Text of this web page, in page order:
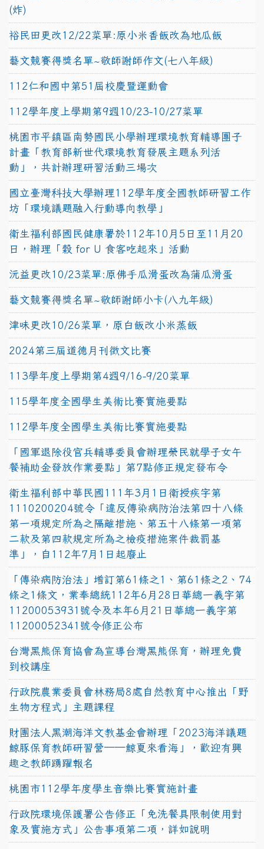
(炸)
裕民田更改12/22菜單:原小米香飯改為地瓜飯
藝文競賽得獎名單~敬師謝師作文(七八年級)
112仁和國中第51屆校慶暨運動會
112學年度上學期第9週10/23-10/27菜單
桃園市平鎮區南勢國民小學辦理環境教育輔導團子
計畫「教育部新世代環境教育發展主題系列活
動」，共計辦理研習活動三場次
國立臺灣科技大學辦理112學年度全國教師研習工作
坊「環境議題融入行動導向教學」
衛生福利部國民健康署於112年10月5日至11月20
日，辦理「穀 for U 食客吃起來」活動
沅益更改10/23菜單:原佛手瓜滑蛋改為蒲瓜滑蛋
藝文競賽得獎名單~敬師謝師小卡(八九年級)
津味更改10/26菜單，原白飯改小米蒸飯
2024第三屆道德月刊徵文比賽
113學年度上學期第4週9/16-9/20菜單
115學年度全國學生美術比賽實施要點
112學年度全國學生美術比賽實施要點
「國軍退除役官兵輔導委員會辦理榮民就學子女午
餐補助金發放作業要點」第7點修正規定發布令
衛生福利部中華民國111年3月1日衛授疾字第
1110200204號令「違反傳染病防治法第四十八條
第一項規定所為之隔離措施、第五十八條第一項第
二款及第四款規定所為之檢疫措施案件裁罰基
準」，自112年7月1日起廢止
「傳染病防治法」增訂第61條之1、第61條之2、74
條之1條文，業奉總統112年6月28日華總一義字第
11200053931號令及本年6月21日華總一義字第
11200052341號令修正公布
台灣黑熊保育協會為宣導台灣黑熊保育，辦理免費
到校講座
行政院農業委員會林務局8處自然教育中心推出「野
生物方程式」主題課程
財團法人黑潮海洋文教基金會辦理「2023海洋議題
鯨豚保育教師研習營──鯨夏來看海」，歡迎有興
趣之教師踴躍報名
桃園市112學年度學生音樂比賽實施計畫
行政院環境保護署公告修正「免洗餐具限制使用對
象及實施方式」公告事項第二項，詳如說明